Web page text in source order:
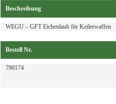
Beschreibung
WEGU – GFT Eichenlaub für Keilerwaffen
Bestell Nr.
790174